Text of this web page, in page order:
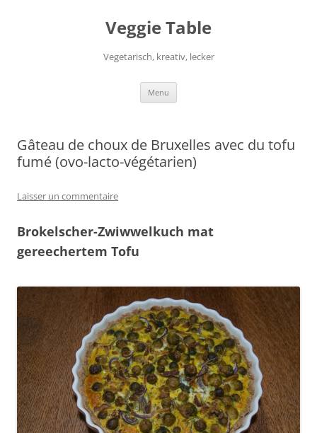
Veggie Table
Vegetarisch, kreativ, lecker
Menu
Gâteau de choux de Bruxelles avec du tofu
fumé (ovo-lacto-végétarien)
Laisser un commentaire
Brokelscher-Zwiwwelkuch mat
gereechertem Tofu